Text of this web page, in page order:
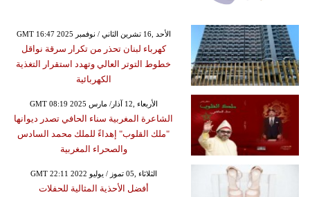
GMT 16:47 2025 الأحد ,16 تشرين الثاني / نوفمبر
كهرباء لبنان تحذر من تكرار سرقة نواقل
خطوط التوتر العالي وتهدد استقرار التغذية
الكهربائية
GMT 08:19 2025 الأربعاء ,12 آذار/ مارس
الشاعرة المغربية سناء الحافي تصدر ديوانها
"ملك القلوب" إهداءً للملك محمد السادس
والصحراء المغربية
GMT 22:11 2022 الثلاثاء ,05 تموز / يوليو
أفضل الأحذية المثالية للحفلات